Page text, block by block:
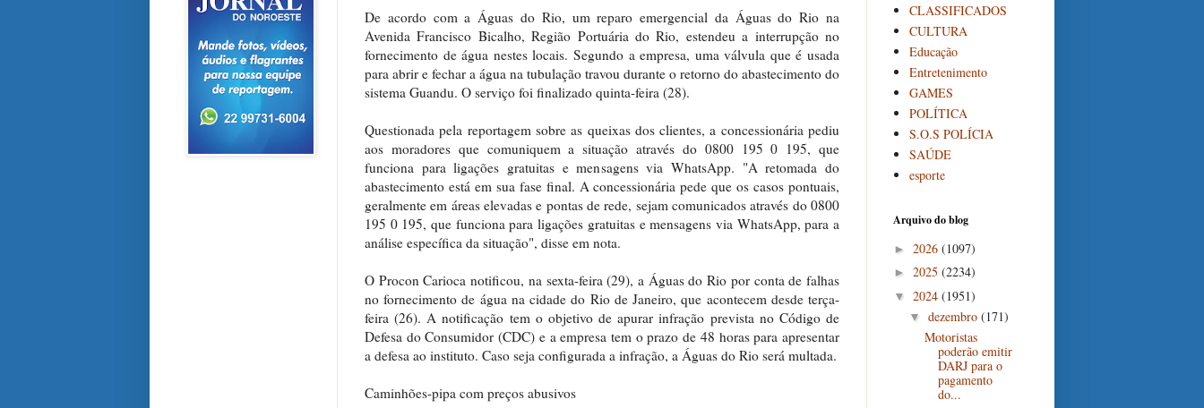
De acordo com a Águas do Rio, um reparo emergencial da Águas do Rio na
Avenida Francisco Bicalho, Região Portuária do Rio, estendeu a interrupção no
fornecimento de água nestes locais. Segundo a empresa, uma válvula que é usada
para abrir e fechar a água na tubulação travou durante o retorno do abastecimento do
sistema Guandu. O serviço foi finalizado quinta-feira (28).
Questionada pela reportagem sobre as queixas dos clientes, a concessionária pediu
aos moradores que comuniquem a situação através do 0800 195 0 195, que
funciona para ligações gratuitas e mensagens via WhatsApp. "A retomada do
abastecimento está em sua fase final. A concessionária pede que os casos pontuais,
geralmente em áreas elevadas e pontas de rede, sejam comunicados através do 0800
195 0 195, que funciona para ligações gratuitas e mensagens via WhatsApp, para a
análise específica da situação", disse em nota.
O Procon Carioca notificou, na sexta-feira (29), a Águas do Rio por conta de falhas
no fornecimento de água na cidade do Rio de Janeiro, que acontecem desde terça-
feira (26). A notificação tem o objetivo de apurar infração prevista no Código de
Defesa do Consumidor (CDC) e a empresa tem o prazo de 48 horas para apresentar
a defesa ao instituto. Caso seja configurada a infração, a Águas do Rio será multada.
Caminhões-pipa com preços abusivos
CLASSIFICADOS
CULTURA
Educação
Entretenimento
GAMES
POLÍTICA
S.O.S POLÍCIA
SAÚDE
esporte
Arquivo do blog
► 2026 (1097)
► 2025 (2234)
▼ 2024 (1951)
▼ dezembro (171)
Motoristas
poderão emitir
DARJ para o
pagamento
do...